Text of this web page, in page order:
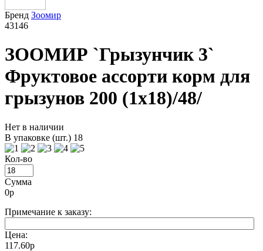
Бренд Зоомир
43146
ЗООМИР `Грызунчик 3`
Фруктовое ассорти корм для
грызунов 200 (1х18)/48/
Нет в наличии
В упаковке (шт.) 18
Кол-во
Сумма
0р
Примечание к заказу:
Цена:
117.60р